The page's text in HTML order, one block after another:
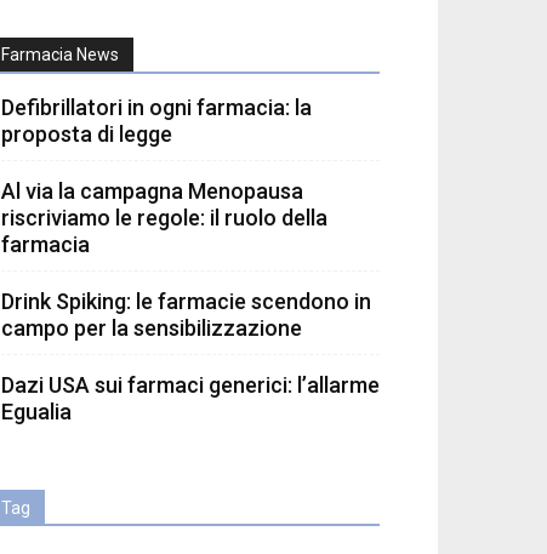
Farmacia News
Defibrillatori in ogni farmacia: la
proposta di legge
Al via la campagna Menopausa
riscriviamo le regole: il ruolo della
farmacia
Drink Spiking: le farmacie scendono in
campo per la sensibilizzazione
Dazi USA sui farmaci generici: l’allarme
Egualia
Tag